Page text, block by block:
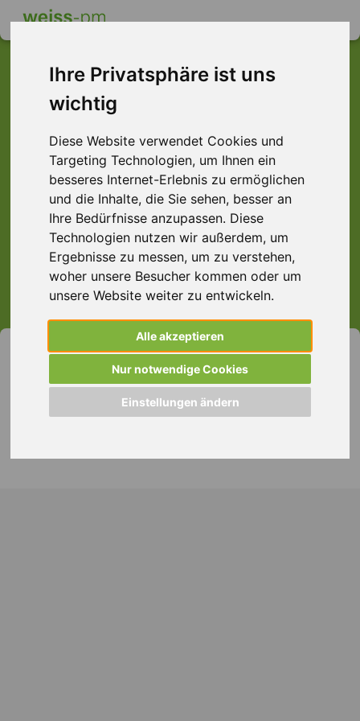
Ihre Privatsphäre ist uns
wichtig
Diese Website verwendet Cookies und
Targeting Technologien, um Ihnen ein
besseres Internet-Erlebnis zu ermöglichen
und die Inhalte, die Sie sehen, besser an
Ihre Bedürfnisse anzupassen. Diese
Technologien nutzen wir außerdem, um
Ergebnisse zu messen, um zu verstehen,
woher unsere Besucher kommen oder um
unsere Website weiter zu entwickeln.
Alle akzeptieren
Nur notwendige Cookies
Einstellungen ändern
Dieser Job ist leider
nicht mehr verfügbar ...
... aber vielleicht ist hier etwas dabei:
> Alle Jobs anzeigen.